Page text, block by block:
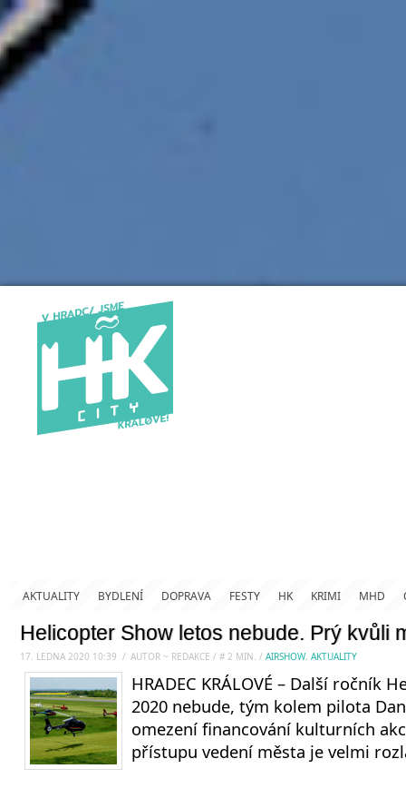
AKTUALITY BYDLENÍ DOPRAVA FESTY HK KRIMI MHD
Helicopter Show letos nebude. Prý kvůli
17. LEDNA 2020 10:39 / AUTOR ~ REDAKCE / # 2 MIN. / AIRSHOW, AKTUALITY
HRADEC KRÁLOVÉ – Další ročník
2020 nebude, tým kolem pilota
omezení financování kulturních
přístupu vedení města je velmi